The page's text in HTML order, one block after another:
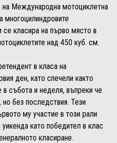
Международна мотоциклетна
многоцилиндровите
класира на първо място в
над 450 куб. см.
в класа на
ден, като спечели както
в събота и неделя, въпреки че
без последствия. Тези
му участие в този рали
като победител в клас
класиране.